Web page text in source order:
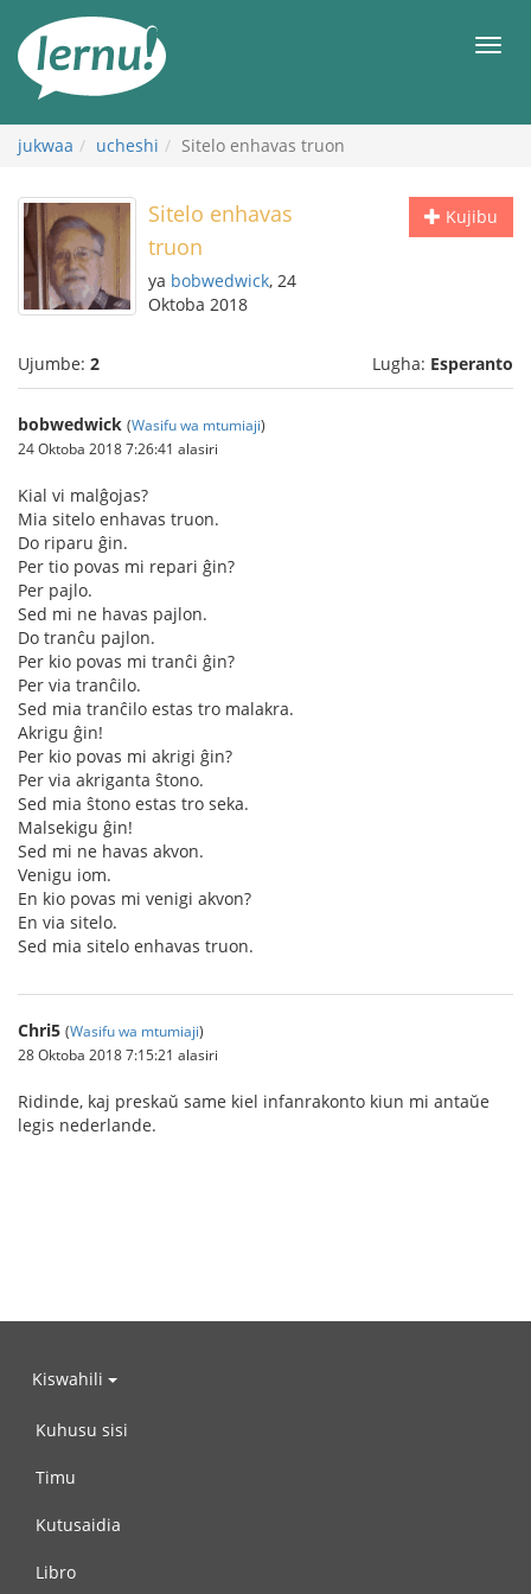
maudhui
jukwaa ucheshi Sitelo enhavas truon
Kujibu
Sitelo enhavas
truon
ya bobwedwick, 24
Oktoba 2018
Ujumbe: 2 Lugha: Esperanto
bobwedwick (Wasifu wa mtumiaji)
24 Oktoba 2018 7:26:41 alasiri
Kial vi malĝojas?
Mia sitelo enhavas truon.
Do riparu ĝin.
Per tio povas mi repari ĝin?
Per pajlo.
Sed mi ne havas pajlon.
Do tranĉu pajlon.
Per kio povas mi tranĉi ĝin?
Per via tranĉilo.
Sed mia tranĉilo estas tro malakra.
Akrigu ĝin!
Per kio povas mi akrigi ĝin?
Per via akriganta ŝtono.
Sed mia ŝtono estas tro seka.
Malsekigu ĝin!
Sed mi ne havas akvon.
Venigu iom.
En kio povas mi venigi akvon?
En via sitelo.
Sed mia sitelo enhavas truon.
Chri5 (Wasifu wa mtumiaji)
28 Oktoba 2018 7:15:21 alasiri
Ridinde, kaj preskaŭ same kiel infanrakonto kiun mi antaŭe
legis nederlande.
Kiswahili
Kuhusu sisi
Timu
Kutusaidia
Libro